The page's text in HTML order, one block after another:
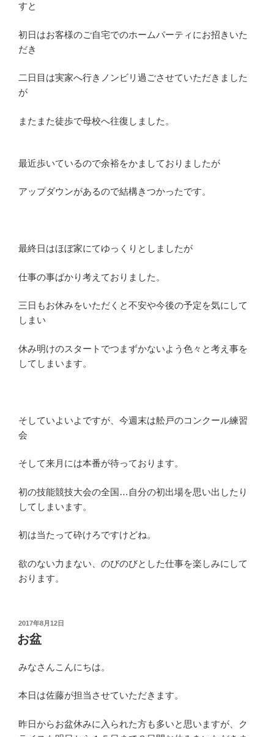
すと
初日はお客様のご自宅でのホームパーティにお招きいた
だき
二日目は実家へ行きノンビリ過ごさせていただきました
が
またまた徒歩で母校へ往復しました。
最近歩いているので余裕をかましておりましたが
アップダウンがあるので結構きつかったです。
最終日はほぼ家にてゆっくりとしましたが
仕事の事ばかり考えておりました。
三日もお休みをいただくと不安や今後の予定を気にして
しまい
休み明けのスタートでつまずかないよう色々と考え事を
してしまいます。
そしていよいよですが、今週末は舩戸のコンクール練習
会
そして来月には本番が待っております。
初の技能競技大会の全国…自分の初出場を思い出したり
してしまいます。
初は当たって砕けろですけどね。
欲のない力まない、のびのびとした仕事を楽しみにして
おります。
投
稿
日:
2017年8月12日
お盆
みなさんこんにちは。
本日は佐藤が担当させていただきます。
昨日からお盆休みに入られた方も多いと思いますが、ク